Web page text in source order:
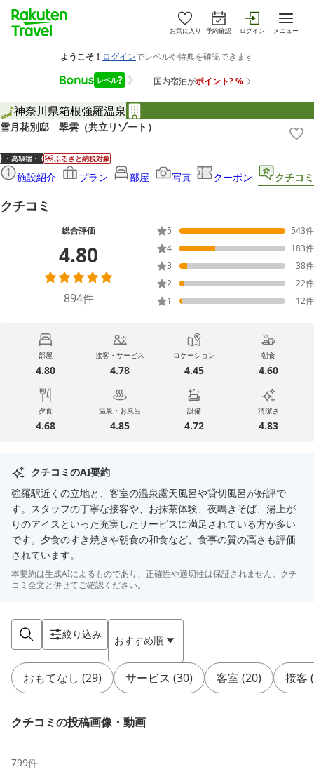
お気に入り 予約確認 ログイン メニュー
神奈川県箱根強羅温泉
雪月花別邸 翠雲（共立リゾート）
ふるさと納税対象
施設紹介 プラン 部屋 写真 クーポン クチコミ
クチコミ
総合評価
4.80
894件
5 543件
4
183件
3
38件
2
22件
1
12件
部屋
4.80
接客・サービス
4.78
ロケーション
4.45
朝食
4.60
夕食
4.68
温泉・お風呂
4.85
設備
4.72
清潔さ
4.83
クチコミのAI要約
強羅駅近くの立地と、客室の温泉露天風呂や貸切風呂が好評で
す。スタッフの丁寧な接客や、お抹茶体験、夜鳴きそば、湯上が
りのアイスといった充実したサービスに満足されている方が多い
です。夕食のすき焼きや朝食の和食など、食事の質の高さも評価
されています。
本要約は生成AIによるものであり、正確性や適切性は保証されません。クチ
コミ全文と併せてご確認ください。
絞り込み おすすめ順
おもてなし (29) サービス (30) 客室 (20) 接客 (
クチコミの投稿画像・動画
799件